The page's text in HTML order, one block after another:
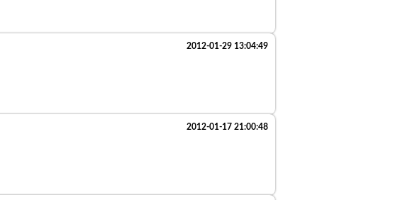
2012-01-29 13:04:49
2012-01-17 21:00:48